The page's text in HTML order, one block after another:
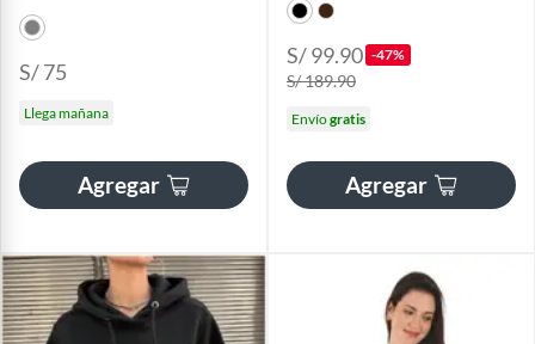
S/ 75
Llega mañana
Agregar
S/ 99.90 -47%
S/ 189.90
Envíogratis
Agregar